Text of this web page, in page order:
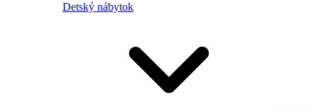
Detský nábytok